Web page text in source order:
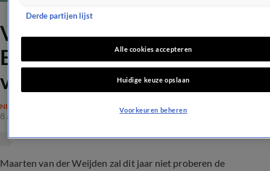
Van der Weijden schrapt
Elfstedenzwemtocht
vanwege coronavirus
NIEUWS
8 apr 2020, 14:02
Maarten van der Weijden zal dit jaar niet proberen de
Derde partijen lijst
Alle cookies accepteren
Huidige keuze opslaan
Voorkeuren beheren